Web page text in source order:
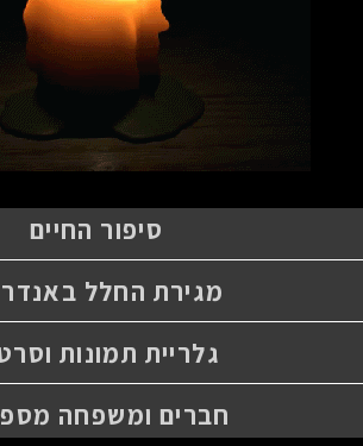
סיפור החיים
מגירת החלל
גלריית תמונות
חברים ומשפחה